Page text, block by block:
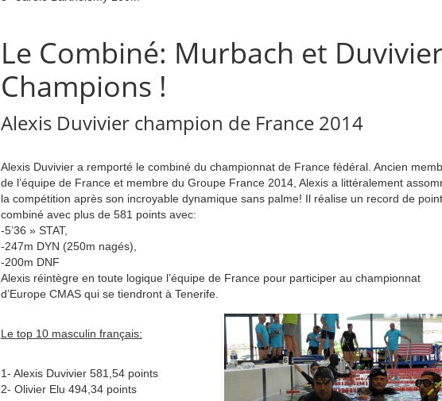
Le Combiné: Murbach et
Champions !
Alexis Duvivier champion de France 2014
Alexis Duvivier a remporté le combiné du championnat de France fédéral. Ancien
de l’équipe de France et membre du Groupe France 2014, Alexis a littéralement asso
la compétition après son incroyable dynamique sans palme! Il réalise un record de
combiné avec plus de 581 points avec:
-5’36 » STAT,
-247m DYN (250m nagés),
-200m DNF
Alexis réintègre en toute logique l’équipe de France pour participer au championnat
d’Europe CMAS qui se tiendront à Tenerife.
Le top 10 masculin français:
1- Alexis Duvivier 581,54 points
2- Olivier Elu 494,34 points